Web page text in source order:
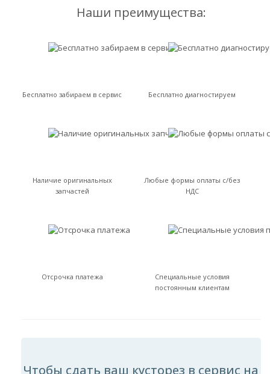
Наши преимущества:
Бесплатно забираем в сервис Бесплатно диагностируем
Наличие оригинальных
запчастей
Любые формы оплаты с/без
НДС
Отсрочка платежа
Специальные условия
постоянным клиентам
Чтобы сдать ваш кусторез в сервис на